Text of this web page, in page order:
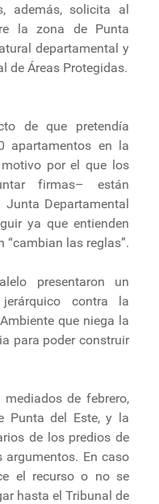
además, solicita al
la zona de Punta
departamental y
de Áreas Protegidas.
de que pretendía
apartamentos en la
por el que los
firmas– están
Departamental
ya que entienden
“cambian las reglas”.
presentaron un
contra la
que niega la
para poder construir
de febrero,
Punta del Este, y la
de los predios de
En caso
el recurso o no se
hasta el Tribunal de